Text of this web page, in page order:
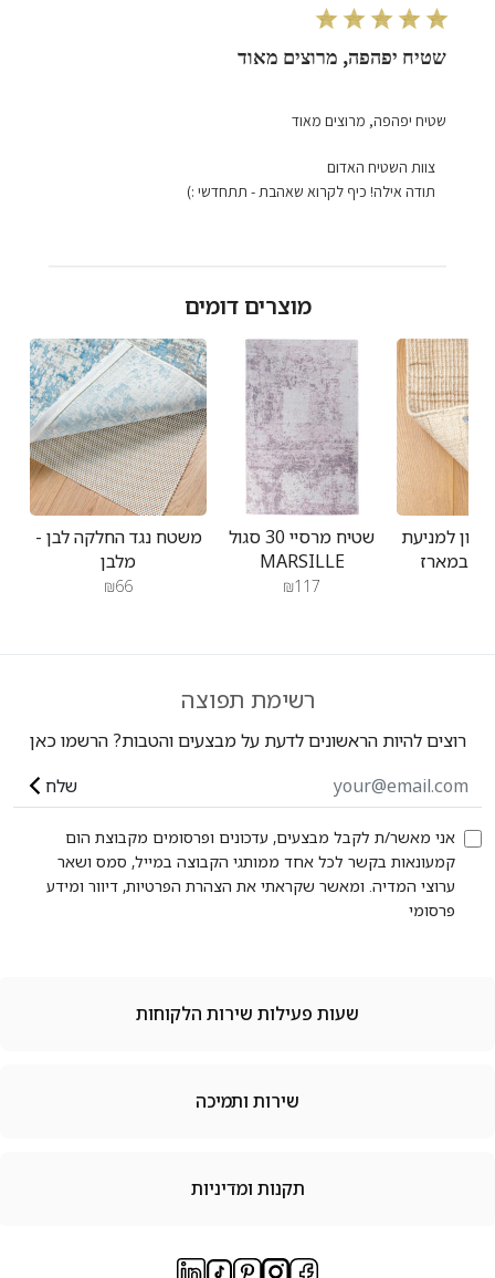
שטיח יפהפה, מרוצים מאוד
שטיח יפהפה, מרוצים מאוד
הערות
של
השטיח
האדום
בתאריך
Sun
Jan
2025
צוות השטיח האדום
תודה אילה! כיף לקרוא שאהבת - תתחדשי :)
מוצרים דומים
משטח נגד החלקה לבן -
מלבן
₪66
שטיח מרסיי 30 סגול
MARSILLE
₪117
למניעת
רשימת תפוצה
רוצים להיות הראשונים לדעת על מבצעים והטבות? הרשמו כאן
שלח
אני מאשר/ת לקבל מבצעים, עדכונים ופרסומים מקבוצת הום
קמעונאות בקשר לכל אחד ממותגי הקבוצה במייל, סמס ושאר
ערוצי המדיה. ומאשר שקראתי את הצהרת הפרטיות, דיוור ומידע
פרסומי
שעות פעילות שירות הלקוחות
שירות ותמיכה
תקנות ומדיניות